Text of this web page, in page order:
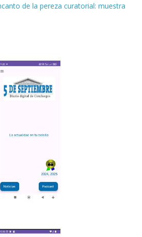
de la pereza curatorial: muestra